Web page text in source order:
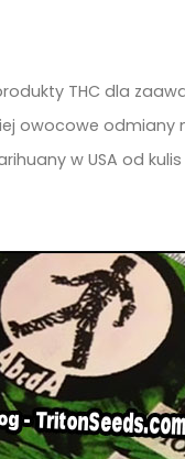
THC dla
owocowe odmiany
w USA od kulis